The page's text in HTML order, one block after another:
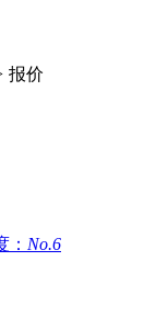
报价
： No.6